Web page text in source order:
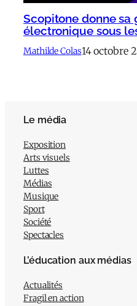
Scopitone donne sa
électronique sous
Mathilde Colas14 octobre
Le média
Exposition
Arts visuels
Luttes
Médias
Musique
Sport
Société
Spectacles
L’éducation aux médias
Actualités
Fragil en action